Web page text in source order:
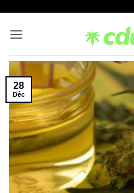
contenu
28
Déc